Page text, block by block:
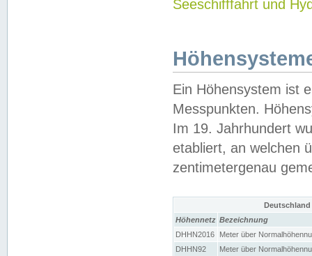
Seeschifffahrt und
Ein Höhensystem ist
Messpunkten.
Im 19. Jahrhundert
etabliert, an welchen
zentimetergenau
Höhennetz Bezeichnung
DHHN2016
Meter über
DHHN92
Meter über